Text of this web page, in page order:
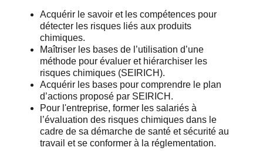
Acquérir le savoir et les compétences pour
détecter les risques liés aux produits
chimiques.
Maîtriser les bases de l’utilisation d’une
méthode pour évaluer et hiérarchiser les
risques chimiques (SEIRICH).
Acquérir les bases pour comprendre le plan
d’actions proposé par SEIRICH.
Pour l'entreprise, former les salariés à
l’évaluation des risques chimiques dans le
cadre de sa démarche de santé et sécurité au
travail et se conformer à la réglementation.